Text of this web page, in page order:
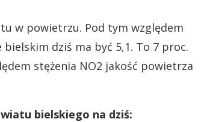
w powietrzu. Pod tym względem
dziś ma być 5,1. To 7 proc.
stężenia NO2 jakość powietrza
bielskiego na dziś: